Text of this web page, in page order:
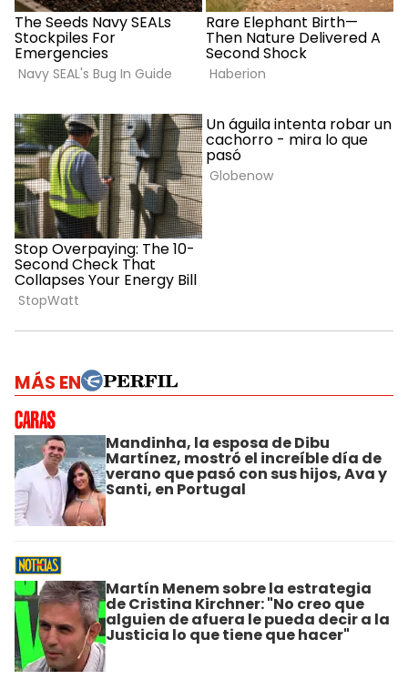
MÁS EN
Mandinha, la esposa de Dibu
Martínez, mostró el increíble día de
verano que pasó con sus hijos, Ava y
Santi, en Portugal
Martín Menem sobre la estrategia
de Cristina Kirchner: "No creo que
alguien de afuera le pueda decir a la
Justicia lo que tiene que hacer"